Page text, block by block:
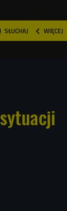
SŁUCHAJ  WIĘCEJ
